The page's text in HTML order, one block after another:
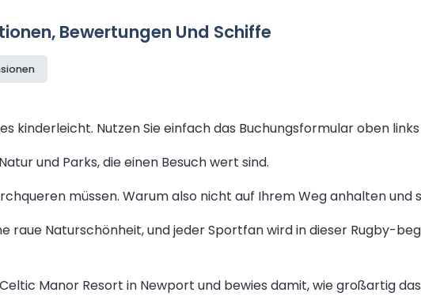
Bewertungen Und Schiffe
kinderleicht. Nutzen Sie einfach das Buchungsformular oben
und Parks, die einen Besuch wert sind.
müssen. Warum also nicht auf Ihrem Weg anhalten und
raue Naturschönheit, und jeder Sportfan wird in dieser Rugby-
Manor Resort in Newport und bewies damit, wie großartig